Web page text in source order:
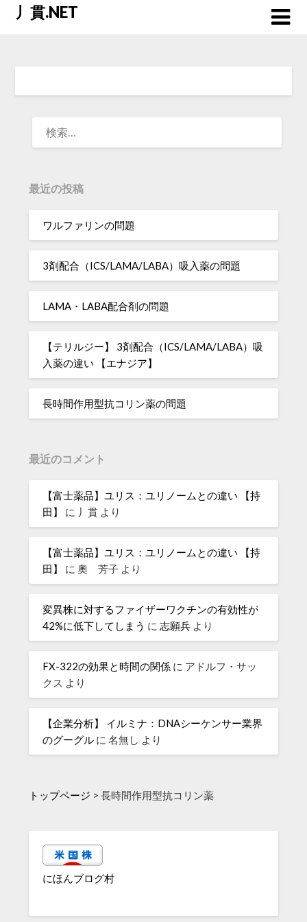
Skip丿貫.NET
最近の投稿
ワルファリンの問題
3剤配合（ICS/LAMA/LABA）吸入薬の問題
LAMA・LABA配合剤の問題
【テリルジー】 3剤配合（ICS/LAMA/LABA）吸
入薬の違い 【エナジア】
長時間作用型抗コリン薬の問題
最近のコメント
【富士薬品】ユリス：ユリノームとの違い 【持
田】
に 丿貫 より
【富士薬品】ユリス：ユリノームとの違い 【持
田】
に奧 芳子 より
変異株に対するファイザーワクチンの有効性が
42%に低下してしまう に志願兵 より
FX-322の効果と時間の関係 に アドルフ・サッ
クス より
【企業分析】 イルミナ：DNAシーケンサー業界
のグーグル に名無し より
トップページ >長時間作用型抗コリン薬
にほんブログ村